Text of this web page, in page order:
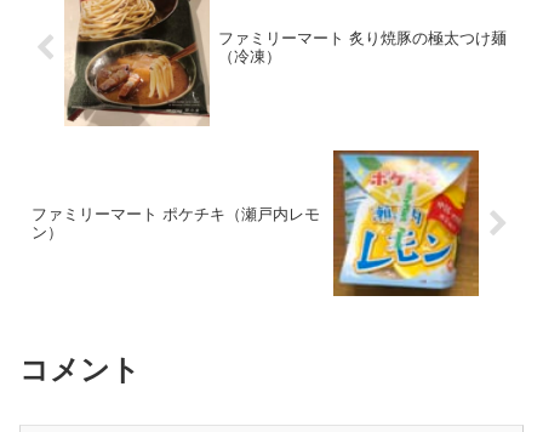
ファミリーマート 炙り焼豚の極太つけ麺
（冷凍）
ファミリーマート ポケチキ（瀬戸内レモ
ン）
コメント